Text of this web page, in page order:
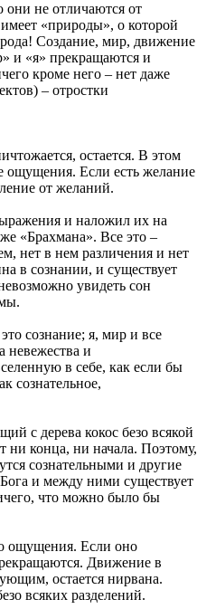
они не отличаются от
«природы», о которой
Создание, мир, движение
и «я» прекращаются и
кроме него – нет даже
– отростки
остается. В этом
Если есть желание
от желаний.
и наложил их на
«Брахмана». Все это –
нет в нем различения и нет
в сознании, и существует
увидеть сон
сознание; я, мир и все
невежества и
в себе, как если бы
сознательное,
с дерева кокос безо всякой
ни конца, ни начала. Поэтому,
сознательными и другие
и между ними существует
что можно было бы
ощущения. Если оно
Движение в
остается нирвана.
всяких разделений.